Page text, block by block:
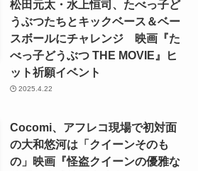
松田元太・水上恒司、たべっ子ど
うぶつたちとキックベース＆ベー
スボールにチャレンジ 映画『た
べっ子どうぶつ THE MOVIE』ヒ
ット祈願イベント
2025.4.22
Cocomi、アフレコ現場で初対面
の大和悠河は「クイーンそのも
の」映画『怪盗クイーンの優雅な